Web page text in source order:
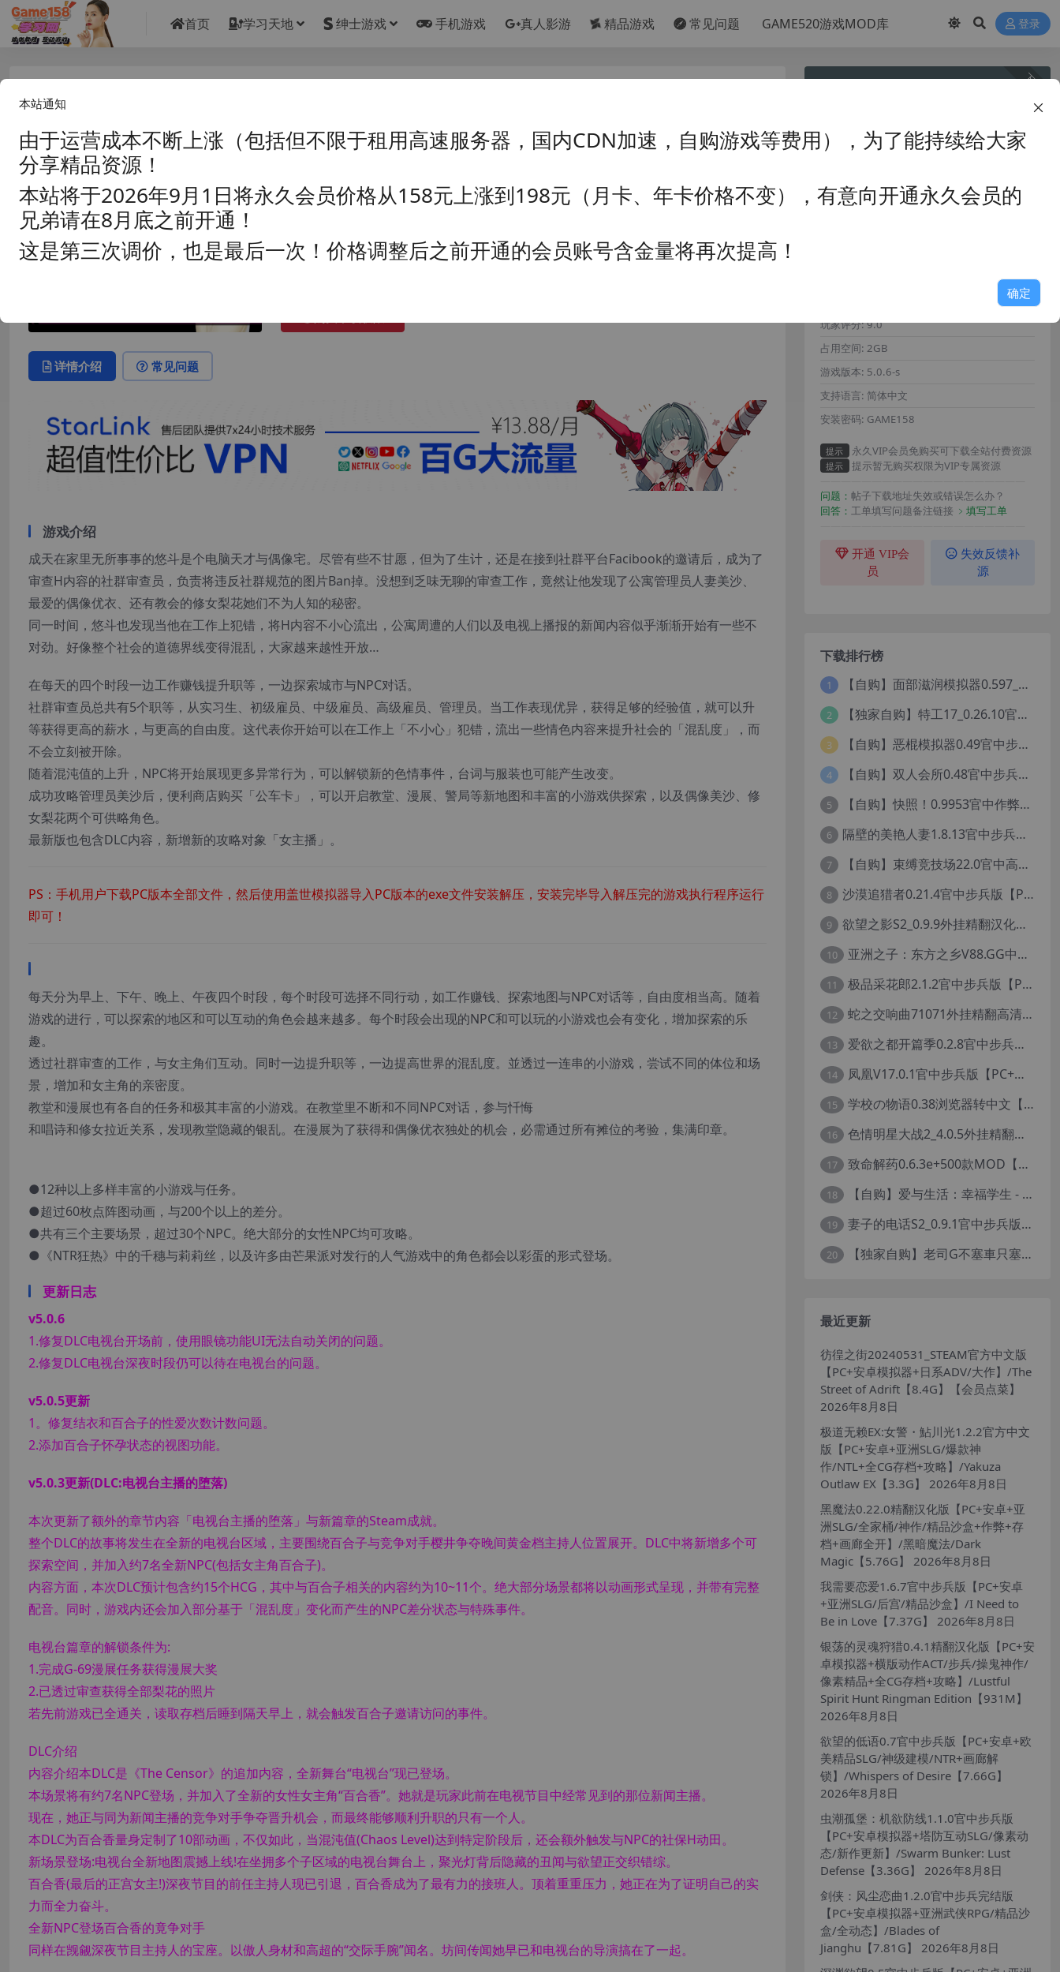
首页 学习天地 绅士游戏 手机游戏 真人影游 精品游戏 常见问题 GAME520游戏MOD库 登录
社群审查DX5.0.6-s官中步兵版+DLC【PC+安卓模拟器+像素互动SLG/扶她/NTR+存
档】/The Censor【2G】
发布时间: 2026-08-03
最近更新: 2026-08-03
玩家评分: 9.0
占用空间: 2GB
安装密码: GAME158
详情介绍 常见问题
游戏介绍
成天在家里无所事事的悠斗是个电脑天才与偶像宅。尽管有些不甘愿，但为了生计，还是在接到社群平台Facibook的邀请后，成为了
审查H内容的社群审查员，负责将违反社群规范的图片Ban掉。没想到乏味无聊的审查工作，竟然让他发现了公寓管理员人妻美沙、
最爱的偶像优衣、还有教会的修女梨花她们不为人知的秘密。
同一时间，悠斗也发现当他在工作上犯错，将H内容不小心流出，公寓周遭的人们以及电视上播报的新闻内容似乎渐渐开始有一些不
对劲。好像整个社会的道德界线变得混乱，大家越来越性开放…
在每天的四个时段一边工作赚钱提升职等，一边探索城市与NPC对话。
社群审查员总共有5个职等，从实习生、初级雇员、中级雇员、高级雇员、管理员。当工作表现优异，获得足够的经验值，就可以升
等获得更高的薪水，与更高的自由度。这代表你开始可以在工作上「不小心」犯错，流出一些情色内容来提升社会的「混乱度」，而
不会立刻被开除。
随着混沌值的上升，NPC将开始展现更多异常行为，可以解锁新的色情事件，台词与服装也可能产生改变。
成功攻略管理员美沙后，便利商店购买「公车卡」，可以开启教堂、漫展、警局等新地图和丰富的小游戏供探索，以及偶像美沙、修
女梨花两个可供略角色。
最新版也包含DLC内容，新增新的攻略对象「女主播」。
PS：手机用户下载PC版本全部文件，然后使用盖世模拟器导入PC版本的exe文件安装解压，安装完毕导入解压完的游戏执行程序运行
即可！
每天分为早上、下午、晚上、午夜四个时段，每个时段可选择不同行动，如工作赚钱、探索地图与NPC对话等，自由度相当高。随着
游戏的进行，可以探索的地区和可以互动的角色会越来越多。每个时段会出现的NPC和可以玩的小游戏也会有变化，增加探索的乐
趣。
透过社群审查的工作，与女主角们互动。同时一边提升职等，一边提高世界的混乱度。並透过一连串的小游戏，尝试不同的体位和场
景，增加和女主角的亲密度。
教堂和漫展也有各自的任务和极其丰富的小游戏。在教堂里不断和不同NPC对话，参与忏悔
和唱诗和修女拉近关系，发现教堂隐藏的银乱。在漫展为了获得和偶像优衣独处的机会，必需通过所有摊位的考验，集满印章。
●12种以上多样丰富的小游戏与任务。
●超过60枚点阵图动画，与200个以上的差分。
●共有三个主要场景，超过30个NPC。绝大部分的女性NPC均可攻略。
●《NTR狂热》中的千穗与莉莉丝，以及许多由芒果派对发行的人气游戏中的角色都会以彩蛋的形式登场。
更新日志
v5.0.6
1.修复DLC电视台开场前，使用眼镜功能UI无法自动关闭的问题。
2.修复DLC电视台深夜时段仍可以待在电视台的问题。
v5.0.5更新
1。修复结衣和百合子的性爱次数计数问题。
2.添加百合子怀孕状态的视图功能。
v5.0.3更新(DLC:电视台主播的堕落)
本次更新了额外的章节内容「电视台主播的堕落」与新篇章的Steam成就。
整个DLC的故事将发生在全新的电视台区域，主要围绕百合子与竞争对手樱井争夺晚间黄金档主持人位置展开。DLC中将新增多个可
探索空间，并加入约7名全新NPC(包括女主角百合子)。
内容方面，本次DLC预计包含约15个HCG，其中与百合子相关的内容约为10~11个。绝大部分场景都将以动画形式呈现，并带有完整
配音。同时，游戏内还会加入部分基于「混乱度」变化而产生的NPC差分状态与特殊事件。
电视台篇章的解锁条件为:
1.完成G-69漫展任务获得漫展大奖
2.已透过审查获得全部梨花的照片
若先前游戏已全通关，读取存档后睡到隔天早上，就会触发百合子邀请访问的事件。
DLC介绍
内容介绍本DLC是《The Censor》的追加内容，全新舞台“电视台”现已登场。
本场景将有约7名NPC登场，并加入了全新的女性女主角“百合香”。她就是玩家此前在电视节目中经常见到的那位新闻主播。
现在，她正与同为新闻主播的竞争对手争夺晋升机会，而最终能够顺利升职的只有一个人。
本DLC为百合香量身定制了10部动画，不仅如此，当混沌值(Chaos Level)达到特定阶段后，还会额外触发与NPC的社保H动田。
新场景登场:电视台全新地图震撼上线!在坐拥多个子区域的电视台舞台上，聚光灯背后隐藏的丑闻与欲望正交织错综。
百合香(最后的正宫女主!)深夜节目的前任主持人现已引退，百合香成为了最有力的接班人。顶着重重压力，她正在为了证明自己的实
力而全力奋斗。
全新NPC登场百合香的竟争对手
同样在觊觎深夜节目主持人的宝座。以傲人身材和高超的“交际手腕”闻名。坊间传闻她早已和电视台的导演搞在了一起。
下载
VIP赞助会员（包月包年）
免费
永久赞助会员
免费
购买下载权限
玩家评分:9.0
占用空间: 2GB
游戏版本: 5.0.6-s
支持语言: 简体中文
安装密码: GAME158
提示 永久VIP会员免购买可下载全站付费资源
提示 提示暂无购买权限为VIP专属资源
问题： 帖子下载地址失效或错误怎么办？
回答： 工单填写问题备注链接 ﹥填写工单
开通 VIP会
员
失效反馈补
源
下载排行榜
1 【自购】面部滋润模拟器0.597_Pro外挂精翻汉化版+114款人物MOD【PC+安卓模拟器+3D互动SLG/神级建模/独家定制资源/扶她】/True Facials Pro【12G】
2 【独家自购】特工17_0.26.10官中最终作弊版【PC+安卓+亚洲神作SLG/步兵/NTR+赞助码+旧版存档+画廊】/Agent 17【6.25G】
3 【自购】恶棍模拟器0.49官中步兵版+390款人物卡【PC+安卓模拟器+3D互动调教/捏人变装+作弊器汉化】/坏蛋模拟器/The Villain Simulator【19.5G】
4 【自购】双人会所0.48官中步兵版【PC+安卓模拟器+大型3D互动/精品沙盒/变装捏脸】 /一起回家吧/Home Together【12.6G】
5 【自购】快照！0.9953官中作弊版+161款图库包【PC+安卓模拟器+3D互动/开放世界/沙盒/偷拍/盗摄/步兵/11000+照片】/Snapshot!【13.6G】
6 隔壁的美艳人妻1.8.13官中步兵版【PC+安卓模拟器+亚洲SLG/国风精品+存档】/The Wife Next Door【13G】
7 【自购】束缚竞技场22.0官中高级赞助版【PC+FPS枪战射击/ACT动作/捏人/团队】/Bondage Arena Premium【43.7G】
8 沙漠追猎者0.21.4官中步兵版【PC+安卓+神作SLG/沙盒+画廊全开】/沙漠潜行者/沉沙猎手/Desert Stalker【9.56G】
9 欲望之影S2_0.9.9外挂精翻汉化版【PC+安卓+欧美精品RPG/步兵/沙盒/媚黑/绿帽NTR】/Shadows of Desire【19.2G】
10 亚洲之子：东方之乡V88.GG中文去码版【PC+安卓模拟器+亚洲风QSP/真人SLG/更新/MOD整合版/作者版】/SOA就是个混蛋/【93G】
11 极品采花郎2.1.2官中步兵版【PC+安卓模拟器+3D互动SLG/亚洲/国风+金手指+真全CG存档】/Romantic Escapades【8.3G】
12 蛇之交响曲71071外挂精翻高清版【PC+安卓模拟器+神作RPG+全CG存档+作弊器】/纳迪亚四部曲之四/Symphony of the Serpent【11.3G】
13 爱欲之都开篇季0.2.8官中步兵版【PC+安卓+亚洲神作SLG+画廊全开】/City Lights Love Bites Season 0【21.7G】
14 凤凰V17.0.1官中步兵版【PC+安卓+亚洲神作SLG+高级赞助版+画廊全开】/Phoenixes【6.5G】
15 学校の物语0.38浏览器转中文【PC+安卓模拟器+亚洲风HTML/精品真人沙盒+存档】/学校物语/Gakko No Monogatari - School Story【37G】
16 色情明星大战2_4.0.5外挂精翻汉化版【PC+安卓模拟器+真人卡牌SLG/无码+作弊】/Pornstar Battle II【8.58G】
17 致命解药0.6.3e+500款MOD【独家整合最新中文MOD管理器+在线下载N网全部MOD】/The Killing Antidote Ver0.6.3d MOD Ver2026.2.4
18 【自购】爱与生活：幸福学生 - 秘令2.2.5官中步兵版【PC+安卓模拟器+日系养成SLG+全CG存档】/Love n Life: Happy Student【7.5G】
19 妻子的电话S2_0.9.1官中步兵版【PC+安卓+欧美真人SLG/NTR】/A Wife’s Phone S2【18.1G】
20 【独家自购】老司G不塞車只塞你2.16官中赞助版【PC+安卓模拟器+神作SLG/步兵+全CG存档】/Ride Me, Taxi Driver【3.76G】【会员专享】
最近更新
彷徨之街20240531_STEAM官方中文版
【PC+安卓模拟器+日系ADV/大作】/The
Street of Adrift【8.4G】【会员点菜】
2026年8月8日
极道无赖EX:女警・鮎川光1.2.2官方中文
版【PC+安卓+亚洲SLG/爆款神
作/NTL+全CG存档+攻略】/Yakuza
Outlaw EX【3.3G】
2026年8月8日
黑魔法0.22.0精翻汉化版【PC+安卓+亚
洲SLG/全家桶/神作/精品沙盒+作弊+存
档+画廊全开】/黑暗魔法/Dark
Magic【5.76G】
2026年8月8日
我需要恋爱1.6.7官中步兵版【PC+安卓
+亚洲SLG/后宫/精品沙盒】/I Need to
Be in Love【7.37G】
2026年8月8日
银荡的灵魂狩猎0.4.1精翻汉化版【PC+安
卓模拟器+横版动作ACT/步兵/操鬼神作/
像素精品+全CG存档+攻略】/Lustful
Spirit Hunt Ringman Edition【931M】
2026年8月8日
欲望的低语0.7官中步兵版【PC+安卓+欧
美精品SLG/神级建模/NTR+画廊解
锁】/Whispers of Desire【7.66G】
2026年8月8日
虫潮孤堡：机欲防线1.1.0官中步兵版
【PC+安卓模拟器+塔防互动SLG/像素动
态/新作更新】/Swarm Bunker: Lust
Defense【3.36G】
2026年8月8日
剑侠：风尘恋曲1.2.0官中步兵完结版
【PC+安卓模拟器+亚洲武侠RPG/精品沙
盒/全动态】/Blades of
Jianghu【7.81G】
2026年8月8日
本站通知
由于运营成本不断上涨（包括但不限于租用高速服务器，国内CDN加速，自购游戏等费用），为了能持续给大家
分享精品资源！
本站将于2026年9月1日将永久会员价格从158元上涨到198元（月卡、年卡价格不变），有意向开通永久会员的
兄弟请在8月底之前开通！
这是第三次调价，也是最后一次！价格调整后之前开通的会员账号含金量将再次提高！
确定